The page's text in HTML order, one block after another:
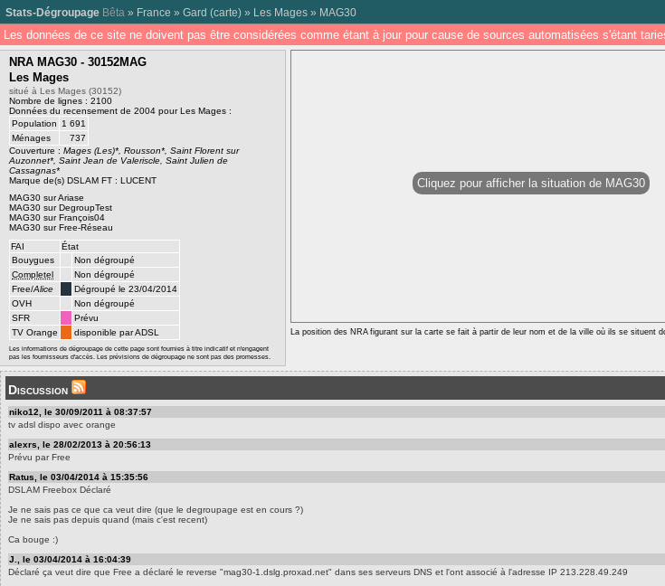
Stats-Dégroupage Bêta » France » Gard (carte) » Les Mages » MAG30
Les données de ce site ne doivent pas être considérées comme étant à jour pour cause de sources automatisées s'étant
NRA MAG30 - 30152MAG
Les Mages
situé à Les Mages (30152)
Nombre de lignes : 2100
Données du recensement de 2004 pour Les Mages :
Population
1 691
Ménages
737
Couverture : Mages (Les)*, Rousson*, Saint Florent sur
Auzonnet*, Saint Jean de Valeriscle, Saint Julien de
Cassagnas*
Marque de(s) DSLAM FT : LUCENT
MAG30 sur Ariase
MAG30 sur DegroupTest
MAG30 sur François04
MAG30 sur Free-Réseau
FAI
État
Bouygues
Non dégroupé
Completel
Non dégroupé
Free/Alice
Dégroupé le 23/04/2014
OVH
Non dégroupé
SFR
Prévu
TV Orange
disponible par ADSL
Les informations de dégroupage de cette page sont fournies à titre indicatif et n'engagent
pas les fournisseurs d'accès. Les prévisions de dégroupage ne sont pas des promesses.
Cliquez pour afficher la situation de MAG30
La position des NRA figurant sur la carte se fait à partir de leur nom et de la ville où ils se situent
Discussion
niko12, le 30/09/2011 à 08:37:57
tv adsl dispo avec orange
alexrs, le 28/02/2013 à 20:56:13
Prévu par Free
Ratus, le 03/04/2014 à 15:35:56
DSLAM Freebox Déclaré
Je ne sais pas ce que ca veut dire (que le degroupage est en cours ?)
Je ne sais pas depuis quand (mais c'est recent)
Ca bouge :)
J., le 03/04/2014 à 16:04:39
Déclaré ça veut dire que Free a déclaré le reverse "mag30-1.dslg.proxad.net" dans ses serveurs DNS et l'ont associé à l'adresse IP 213.228.49.249